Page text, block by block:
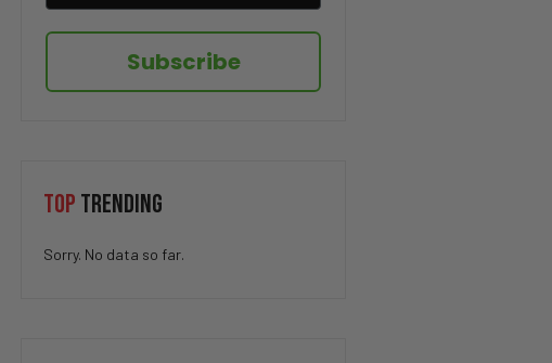
Subscribe
TOP TRENDING
Sorry. No data so far.